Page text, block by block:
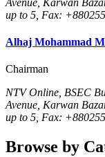
up to 5, Fax:
Alhaj Mohammad
Chairman
NTV Online, BSEC
Avenue, Karwan
up to 5, Fax:
Browse by